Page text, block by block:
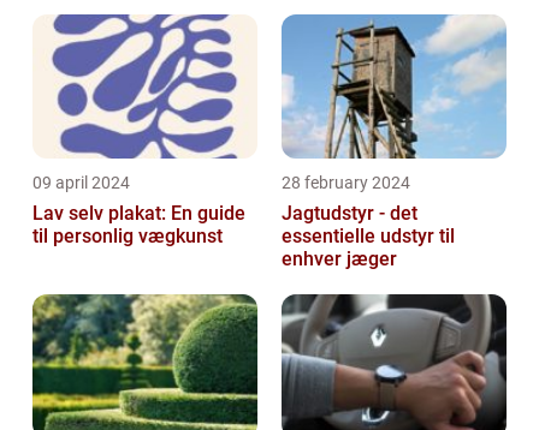
09 april 2024
Lav selv plakat: En guide
til personlig vægkunst
28 february 2024
Jagtudstyr - det
essentielle udstyr til
enhver jæger